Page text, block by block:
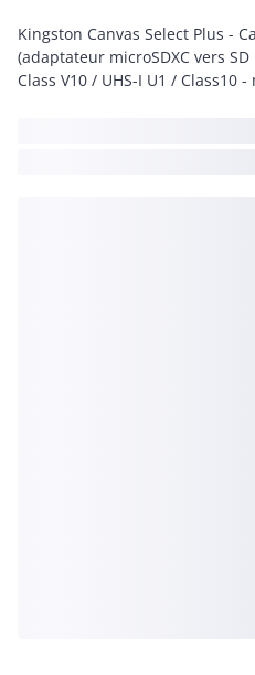
Kingston Canvas Select Plus -
(adaptateur microSDXC vers
Class V10 / UHS-I U1 / Class10 -